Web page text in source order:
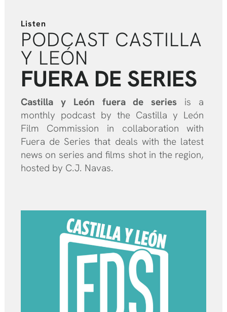
Listen
PODCAST CASTILLA
Y LEÓN
FUERA DE SERIES
Castilla y León fuera de series is a
monthly podcast by the Castilla y León
Film Commission in collaboration with
Fuera de Series that deals with the latest
news on series and films shot in the region,
hosted by C.J. Navas.